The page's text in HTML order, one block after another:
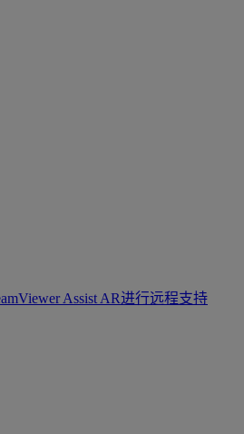
Assist AR进行远程支持